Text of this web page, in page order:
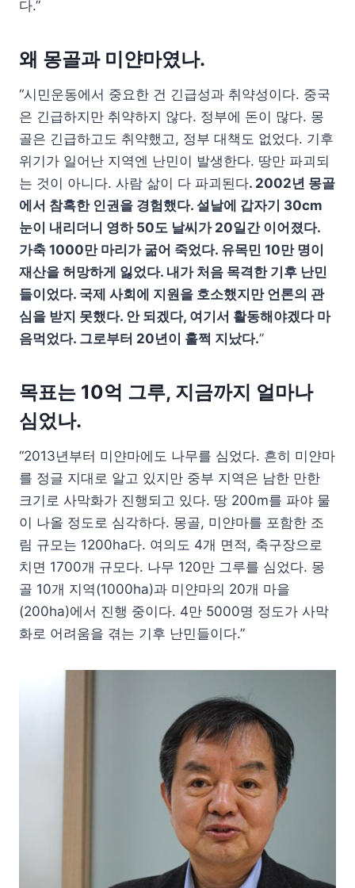
다.”
왜 몽골과 미얀마였나.
“시민운동에서 중요한 건 긴급성과 취약성이다. 중국
은 긴급하지만 취약하지 않다. 정부에 돈이 많다. 몽
골은 긴급하고도 취약했고, 정부 대책도 없었다. 기후
위기가 일어난 지역엔 난민이 발생한다. 땅만 파괴되
는 것이 아니다. 사람 삶이 다 파괴된다. 2002년 몽골
에서 참혹한 인권을 경험했다. 설날에 갑자기 30cm
눈이 내리더니 영하 50도 날씨가 20일간 이어졌다.
가축 1000만 마리가 굶어 죽었다. 유목민 10만 명이
재산을 허망하게 잃었다. 내가 처음 목격한 기후 난민
들이었다. 국제 사회에 지원을 호소했지만 언론의 관
심을 받지 못했다. 안 되겠다, 여기서 활동해야겠다 마
음먹었다. 그로부터 20년이 훌쩍 지났다.”
목표는 10억 그루, 지금까지 얼마나
심었나.
“2013년부터 미얀마에도 나무를 심었다. 흔히 미얀마
를 정글 지대로 알고 있지만 중부 지역은 남한 만한
크기로 사막화가 진행되고 있다. 땅 200m를 파야 물
이 나올 정도로 심각하다. 몽골, 미얀마를 포함한 조
림 규모는 1200ha다. 여의도 4개 면적, 축구장으로
치면 1700개 규모다. 나무 120만 그루를 심었다. 몽
골 10개 지역(1000ha)과 미얀마의 20개 마을
(200ha)에서 진행 중이다. 4만 5000명 정도가 사막
화로 어려움을 겪는 기후 난민들이다.”